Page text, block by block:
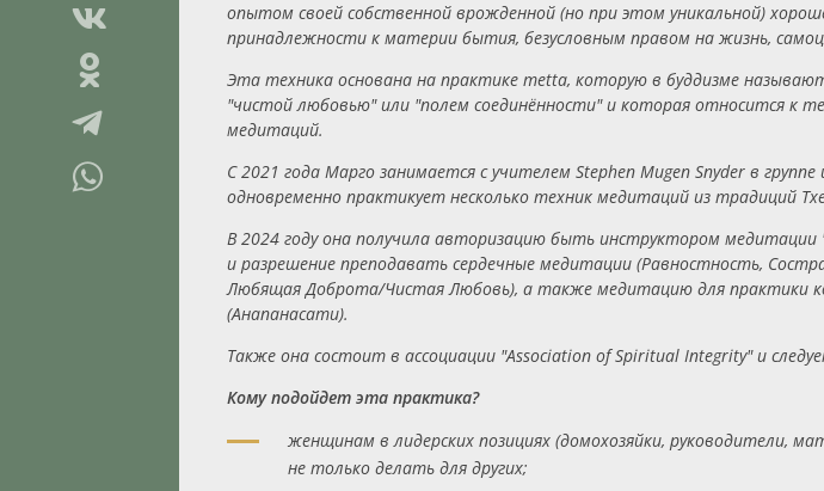
опытом своей собственной врожденной (но при этом уникальной)
принадлежности к материи бытия, безусловным правом на жизнь,
Эта техника основана на практике metta, которую в буддизме
"чистой любовью" или "полем соединённости" и которая относится к
медитаций.
С 2021 года Марго занимается с учителем Stephen Mugen Snyder в
одновременно практикует несколько техник медитаций из традиций
В 2024 году она получила авторизацию быть инструктором
и разрешение преподавать сердечные медитации (Равностность,
Любящая Доброта/Чистая Любовь), а также медитацию для практики
(Анапанасати).
Также она состоит в ассоциации "Association of Spiritual Integrity" и
Кому подойдет эта практика?
женщинам в лидерских позициях (домохозяйки, руководители,
не только делать для других;